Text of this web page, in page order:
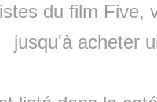
du film Five,
jusqu'à acheter